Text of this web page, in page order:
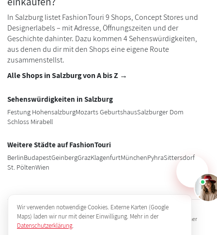
In Salzburg listet FashionTouri 9 Shops, Concept Stores und
Designerlabels – mit Adresse, Öffnungszeiten und der
Geschichte dahinter. Dazu kommen 4 Sehenswürdigkeiten,
aus denen du dir mit den Shops eine eigene Route
zusammenstellst.
Alle Shops in Salzburg von A bis Z →
Sehenswürdigkeiten in Salzburg
Festung HohensalzburgMozarts GeburtshausSalzburger Dom
Schloss Mirabell
Weitere Städte auf FashionTouri
BerlinBudapestGeinbergGrazKlagenfurtMünchenPyhraSittersdorf
St. PöltenWien
Impressum Datenschutz AGB Jobs FAQ Partner
Wir verwenden notwendige Cookies. Externe Karten (Google
Maps) laden wir nur mit deiner Einwilligung. Mehr in der
Datenschutzerklärung.